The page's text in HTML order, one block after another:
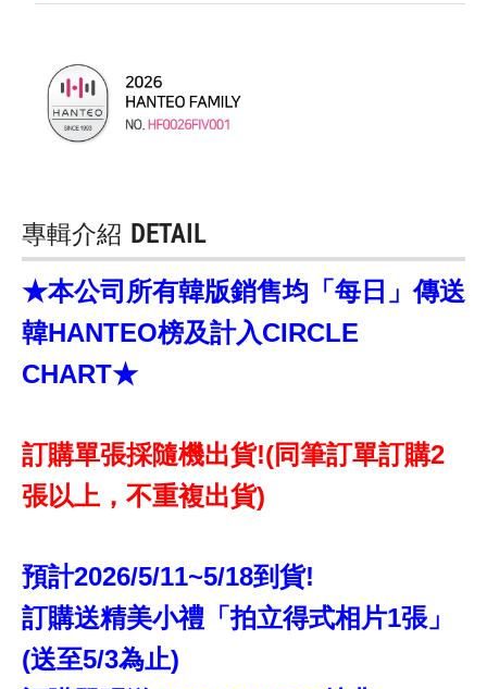
專輯介紹 DETAIL
★本公司所有韓版銷售均「每日」傳送
韓HANTEO榜及計入CIRCLE
CHART★
訂購單張採隨機出貨!(同筆訂單訂購2
張以上，不重複出貨)
預計2026/5/11~5/18到貨!
訂購送精美小禮「拍立得式相片1張」
(送至5/3為止)